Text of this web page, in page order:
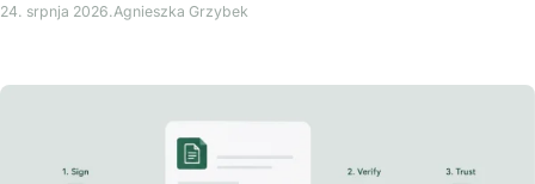
24. srpnja 2026. Agnieszka Grzybek